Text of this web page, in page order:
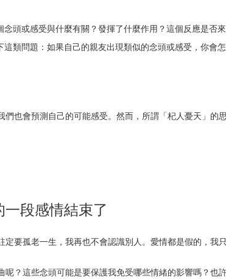
頭或感受與什麼有關？發揮了什麼作用？這個反應是否
類問題：如果自己的親友出現類似的念頭或感受，你會
也會預測自己的可能感受。然而，所謂「杞人憂天」
段感情結束了
要孤老一生，我再也不會認識別人。愛情都是假的，我只
？這些念頭可能是要保護我免受哪些情緒的影響嗎？